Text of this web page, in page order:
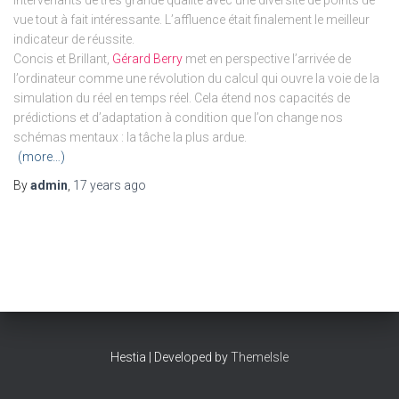
vue tout à fait intéressante. L’affluence était finalement le meilleur
indicateur de réussite.
Concis et Brillant, Gérard Berry met en perspective l’arrivée de
l’ordinateur comme une révolution du calcul qui ouvre la voie de la
simulation du réel en temps réel. Cela étend nos capacités de
prédictions et d’adaptation à condition que l’on change nos
schémas mentaux : la tâche la plus ardue.
(more…)
Byadmin 17 years ago
Hestia | Developed byThemeIsle